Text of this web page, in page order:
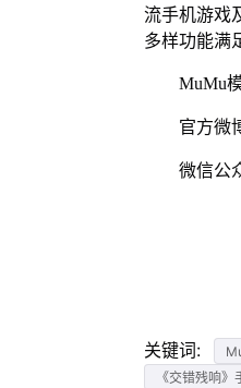
流手机游戏
多样功能满
MuMu
官方微
微信公
关键词:
《交错残响》